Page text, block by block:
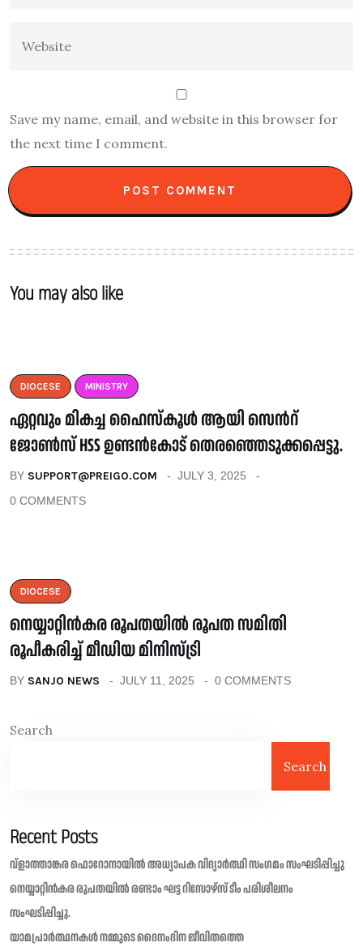
Save my name, email, and website in this browser for
the next time I comment.
You may also like
DIOCESE MINISTRY
ഏറ്റവും മികച്ച ഹൈസ്കൂൾ ആയി സെൻറ്
ജോൺസ് HSS ഉണ്ടൻകോട് തെരഞ്ഞെടുക്കപ്പെട്ടു.
BY SUPPORT@PREIGO.COM
JULY 3, 2025
0 COMMENTS
DIOCESE
നെയ്യാറ്റിൻകര രൂപതയിൽ രൂപത സമിതി
രൂപീകരിച്ച് മീഡിയ മിനിസ്ട്രി
BY SANJO NEWS JULY 11, 2025 0 COMMENTS
Search
Search
Recent Posts
വ്ളാത്താങ്കര ഫൊറോനായിൽ അധ്യാപക വിദ്യാർത്ഥി സംഗമം സംഘടിപ്പിച്ചു
നെയ്യാറ്റിൻകര രൂപതയിൽ രണ്ടാം ഘട്ട റിസോഴ്സ് ടീം പരിശീലനം
സംഘടിപ്പിച്ചു.
യാമപ്രാർത്ഥനകൾ നമ്മുടെ ദൈനംദിന ജീവിതത്തെ